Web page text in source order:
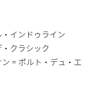
インドゥライン
クラシック
= ポルト・デュ・エ